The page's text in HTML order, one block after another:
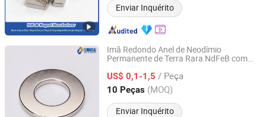
Enviar Inquérito
Imã Redondo Anel de Neodímio
Permanente de Terra Rara NdFeB com
Indústria N33-N35sh
US$ 0,1-1,5 / Peça
10 Peças (MOQ)
Enviar Inquérito
Ningbo Yipu Magnetic Industry Co., Ltd.
Zhejiang, China Desde 2022